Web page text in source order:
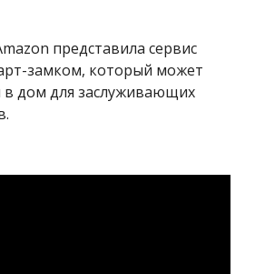
представила сервис
замком, который может
дом для заслуживающих